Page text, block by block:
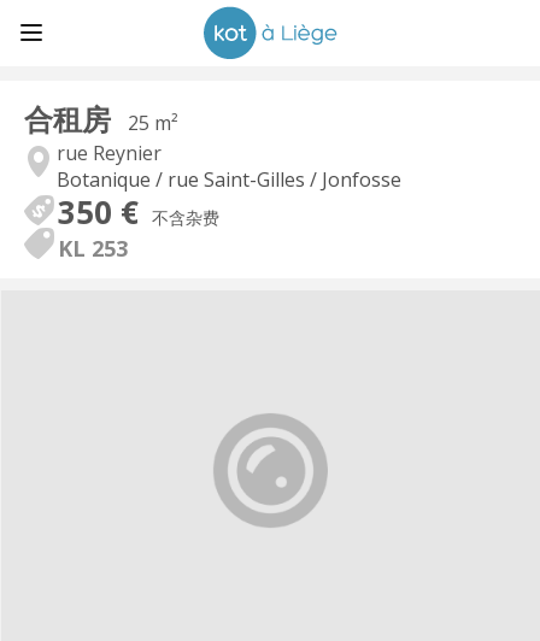
合租房
25 m²
rue Reynier
Botanique / rue Saint-Gilles / Jonfosse
350 € 不含杂费
KL 253